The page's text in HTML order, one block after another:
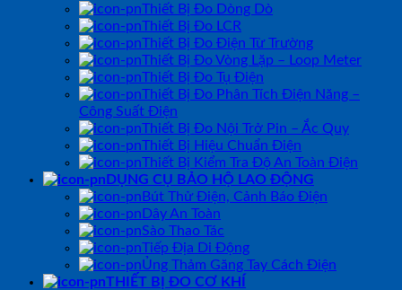
Thiết Bị Đo Dòng Dò
Thiết Bị Đo LCR
Thiết Bị Đo Điện Từ Trường
Thiết Bị Đo Vòng Lặp – Loop Meter
Thiết Bị Đo Tụ Điện
Thiết Bị Đo Phân Tích Điện Năng –
Công Suất Điện
Thiết Bị Đo Nội Trở Pin – Ắc Quy
Thiết Bị Hiệu Chuẩn Điện
Thiết Bị Kiểm Tra Độ An Toàn Điện
DỤNG CỤ BẢO HỘ LAO ĐỘNG
Bút Thử Điện, Cảnh Báo Điện
Dây An Toàn
Sào Thao Tác
Tiếp Địa Di Động
Ủng Thảm Găng Tay Cách Điện
THIẾT BỊ ĐO CƠ KHÍ